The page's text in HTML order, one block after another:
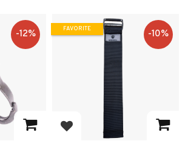
12%
Add to favorites
10%
FAVORITE